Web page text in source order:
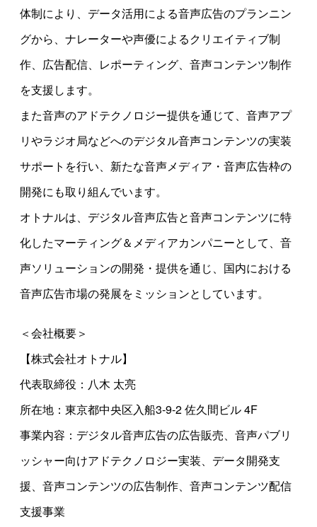
体制により、データ活用による音声広告のプランニン
グから、ナレーターや声優によるクリエイティブ制
作、広告配信、レポーティング、音声コンテンツ制作
を支援します。
また音声のアドテクノロジー提供を通じて、音声アプ
リやラジオ局などへのデジタル音声コンテンツの実装
サポートを行い、新たな音声メディア・音声広告枠の
開発にも取り組んでいます。
オトナルは、デジタル音声広告と音声コンテンツに特
化したマーティング＆メディアカンパニーとして、音
声ソリューションの開発・提供を通じ、国内における
音声広告市場の発展をミッションとしています。
＜会社概要＞
【株式会社オトナル】
代表取締役：八木 太亮
所在地：東京都中央区入船3-9-2 佐久間ビル 4F
事業内容：デジタル音声広告の広告販売、音声パブリ
ッシャー向けアドテクノロジー実装、データ開発支
援、音声コンテンツの広告制作、音声コンテンツ配信
支援事業